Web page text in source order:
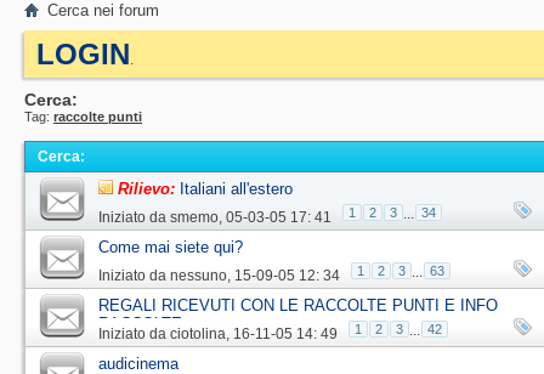
Cerca nei forum
LOGIN.
Cerca:
Tag: raccolte punti
Cerca:
Rilievo: Italiani all'estero
Iniziato da smemo‎, 05-03-05 17: 41 1 2 3 ... 34
Come mai siete qui?
Iniziato da nessuno‎, 15-09-05 12: 34 1 2 3 ... 63
REGALI RICEVUTI CON LE RACCOLTE PUNTI E INFO
RACCOLTE
Iniziato da ciotolina‎, 16-11-05 14: 49 1 2 3 ... 42
audicinema